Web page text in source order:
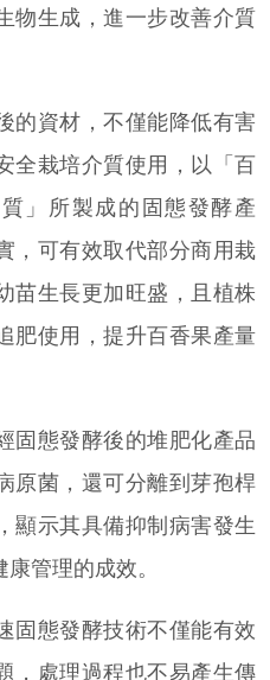
物生成，進一步改善介質
資材，不僅能降低有害
全栽培介質使用，以「百
」所製成的固態發酵產
，可有效取代部分商用栽
苗生長更加旺盛，且植株
肥使用，提升百香果產量
固態發酵後的堆肥化產品
原菌，還可分離到芽孢桿
顯示其具備抑制病害發生
管理的成效。
態發酵技術不僅能有效
，處理過程也不易產生傳